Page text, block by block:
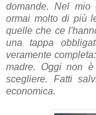
domande. Nel mio
ormai molto di più
quelle che ce
una tappa
veramente
madre. Oggi non
scegliere. Fatti
economica.